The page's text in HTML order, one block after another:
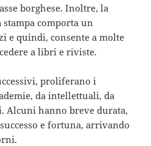
borghese. Inoltre, la
comporta un
e quindi, consente a molte
a libri e riviste.
proliferano i
da intellettuali, da
Alcuni hanno breve durata,
e fortuna, arrivando